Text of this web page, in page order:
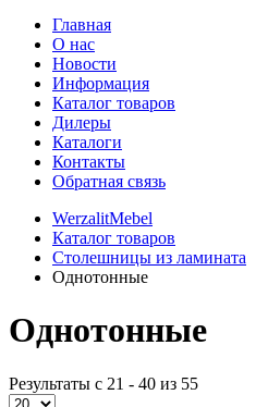
Главная
О нас
Новости
Информация
Каталог товаров
Дилеры
Каталоги
Контакты
Обратная связь
WerzalitMebel
Каталог товаров
Столешницы из ламината
Однотонные
Однотонные
Результаты с 21 - 40 из 55